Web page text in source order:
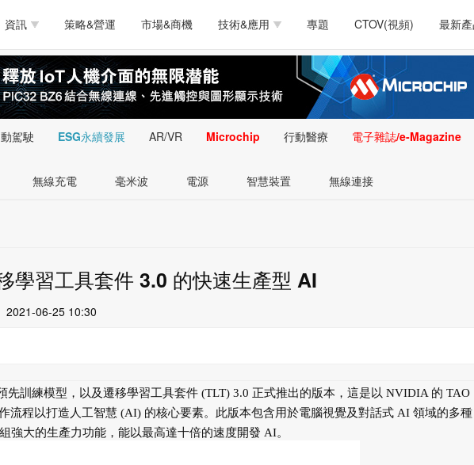
資訊
半導體/零組件 測試量測
PC/周邊 軟體/工具 醫療電子
新能源 人工智慧 安防監控
策略&營運 市場&商機 技術&應用
電源技術
醫療電子 通訊&網路
類比技術 LED/照明技術 微處理器
嵌入技術 感測技術
專題 CTOV(視頻) 最新
PC/周邊 軟體/工具 醫療電子
新能源 人工智慧 安防監控
醫療電子 通訊&網路 介面技術
類比技術 LED/照明技術 微處理
嵌入技術 感測技術 量測儀器
智慧型視覺影像/監
控技術
駕駛 ESG永續發展 AR/VR Microchip 行動醫療 電子雜誌/e-Magazine
無線充電 毫米波 電源 智慧裝置 無線連接
學習工具套件 3.0 的快速生產型 AI
2021-06-25 10:30
訓練模型，以及遷移學習工具套件 (TLT) 3.0 正式推出的版本，這是以 NVIDIA 的 TAO
流程以打造人工智慧 (AI) 的核心要素。此版本包含用於電腦視覺及對話式 AI 領域的多種
強大的生產力功能，能以最高達十倍的速度開發 AI。